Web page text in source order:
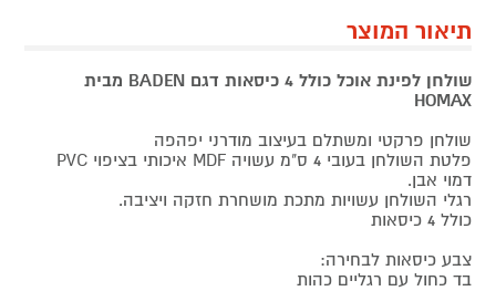
תיאור המוצר
שולחן לפינת אוכל כולל 4 כיסאות דגם BADEN מבית
HOMAX
שולחן פרקטי ומשתלם בעיצוב מודרני יפהפה
פלטת השולחן בעובי 4 ס"מ עשויה MDF איכותי בציפוי PVC
דמוי אבן.
רגלי השולחן עשויות מתכת מושחרת חזקה ויציבה.
כולל 4 כיסאות
צבע כיסאות לבחירה:
בד כחול עם רגליים כהות